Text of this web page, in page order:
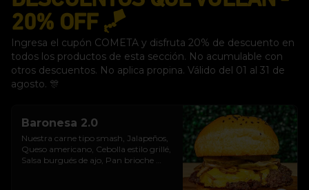
20% OFF 🪁
Ingresa el cupón COMETA y disfruta 20% de descuento en
todos los productos de esta sección. No acumulable con
otros descuentos. No aplica propina. Válido del 01 al 31 de
agosto. 🎊
Baronesa 2.0
Nuestra carne tipo smash, Jalapeños,
Queso americano, Cebolla estilo grillé,
Salsa burgués de ajo, Pan brioche